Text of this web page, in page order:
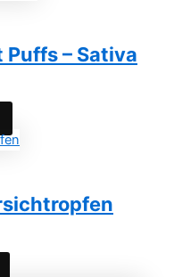
Puffs – Sativa